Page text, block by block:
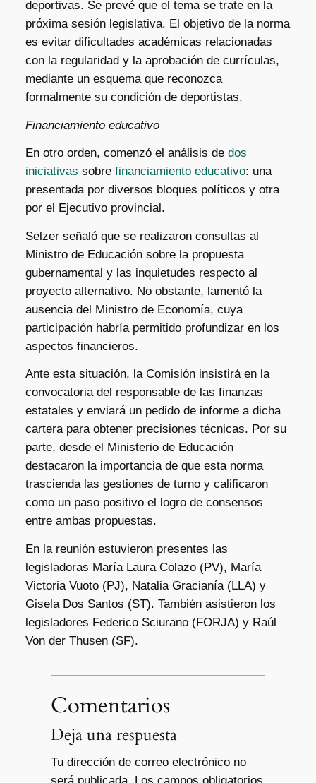
deportivas. Se prevé que el tema se trate en la
próxima sesión legislativa. El objetivo de la norma
es evitar dificultades académicas relacionadas
con la regularidad y la aprobación de currículas,
mediante un esquema que reconozca
formalmente su condición de deportistas.
Financiamiento educativo
En otro orden, comenzó el análisis de dos
iniciativas sobre financiamiento educativo: una
presentada por diversos bloques políticos y otra
por el Ejecutivo provincial.
Selzer señaló que se realizaron consultas al
Ministro de Educación sobre la propuesta
gubernamental y las inquietudes respecto al
proyecto alternativo. No obstante, lamentó la
ausencia del Ministro de Economía, cuya
participación habría permitido profundizar en los
aspectos financieros.
Ante esta situación, la Comisión insistirá en la
convocatoria del responsable de las finanzas
estatales y enviará un pedido de informe a dicha
cartera para obtener precisiones técnicas. Por su
parte, desde el Ministerio de Educación
destacaron la importancia de que esta norma
trascienda las gestiones de turno y calificaron
como un paso positivo el logro de consensos
entre ambas propuestas.
En la reunión estuvieron presentes las
legisladoras María Laura Colazo (PV), María
Victoria Vuoto (PJ), Natalia Gracianía (LLA) y
Gisela Dos Santos (ST). También asistieron los
legisladores Federico Sciurano (FORJA) y Raúl
Von der Thusen (SF).
Comentarios
Deja una respuesta
Tu dirección de correo electrónico no